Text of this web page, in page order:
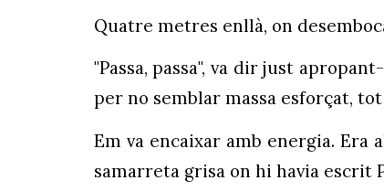
Quatre metres enllà, on
"Passa, passa", va dir just
per no semblar massa esforçat,
Em va encaixar amb energia. Era
samarreta grisa on hi havia escrit